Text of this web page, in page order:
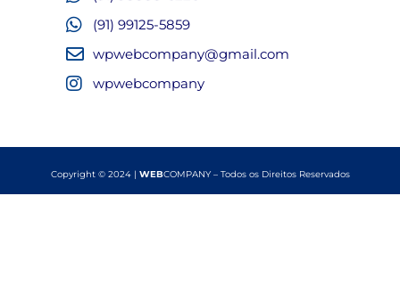
(91) 99125-5859
wpwebcompany@gmail.com
wpwebcompany
Copyright © 2024 | WEBCOMPANY – Todos os Direitos Reservados